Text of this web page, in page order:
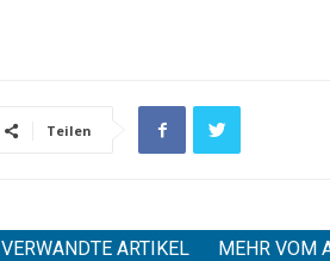
Teilen
VERWANDTE ARTIKEL MEHR VOM